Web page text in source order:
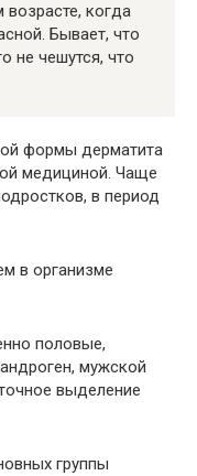
когда
Бывает, что
не чешутся, что
формы дерматита
медициной. Чаще
в период
в организме
половые,
мужской
выделение
группы